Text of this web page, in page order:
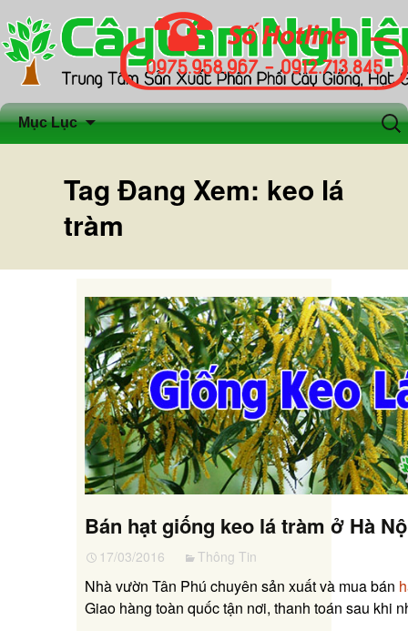
Mục Lục
Chuyển
dung
Tìm
kiếm
Tag Đang Xem: keo lá
tràm
Bán hạt giống keo lá tràm ở Hà
17/03/2016 Thông Tin
Nhà vườn Tân Phú chuyên sản xuất và mua bán
Giao hàng toàn quốc tận nơi, thanh toán sau khi